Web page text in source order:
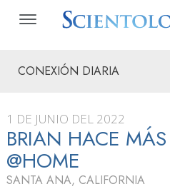
CONEXIÓN DIARIA
1 DE JUNIO DEL 2022
BRIAN HACE
@HOME
SANTA ANA, CALIFORNIA